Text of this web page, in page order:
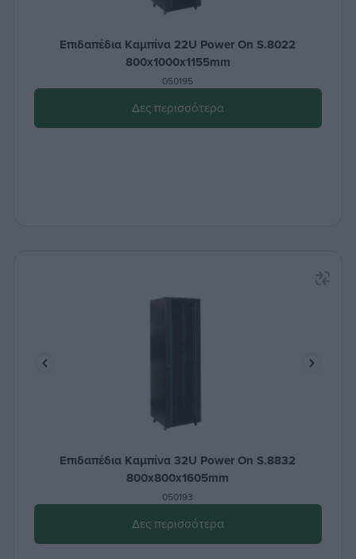
Επιδαπέδια Καμπίνα 22U Power On S.8022
800x1000x1155mm
050195
Δες περισσότερα
Επιδαπέδια Καμπίνα 32U Power On S.8832
800x800x1605mm
050193
Δες περισσότερα